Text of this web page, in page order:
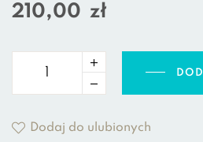
210,00 zł
Dodaj do ulubionych